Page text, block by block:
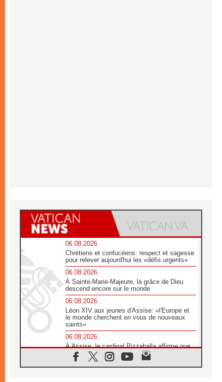
06.08.2026
Chrétiens et confucéens: respect et sagesse
pour relever aujourd'hui les «défis urgents»
06.08.2026
À Sainte-Marie-Majeure, la grâce de Dieu
descend encore sur le monde
06.08.2026
Léon XIV aux jeunes d'Assise: «l'Europe et
le monde cherchent en vous de nouveaux
saints»
06.08.2026
À Assise, le cardinal Pizzaballa affirme que
«les chrétiens veulent la paix»
06.08.2026